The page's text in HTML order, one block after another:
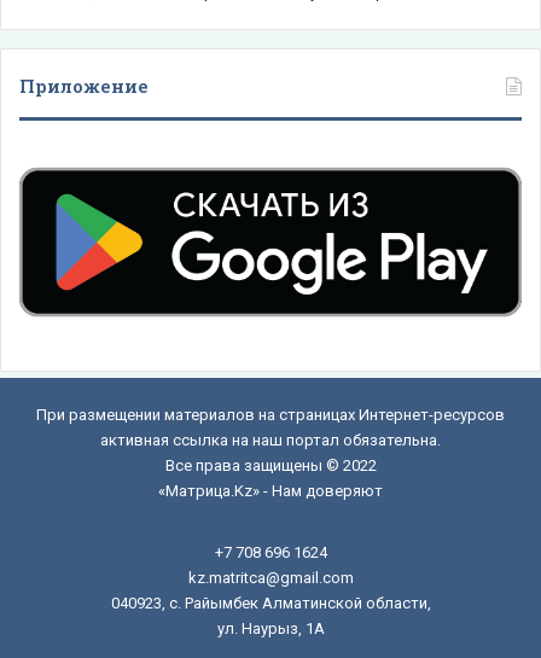
Приложение
При размещении материалов на страницах Интернет-ресурсов
активная ссылка на наш портал обязательна.
Все права защищены © 2022
«Матрица.Kz» - Нам доверяют
+7 708 696 1624
kz.matritca@gmail.com
040923, с. Райымбек Алматинской области,
ул. Наурыз, 1А